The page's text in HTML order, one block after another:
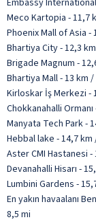
Meco Kartopia - 11,7
Phoenix Mall of Asia -
Bhartiya City - 12,3
Brigade Magnum -
Bhartiya Mall - 13 km /
Kirloskar İş Merkezi -
Chokkanahalli
Manyata Tech Park -
Hebbal lake - 14,7 km
Aster CMI Hastanesi -
Devanahalli Hisarı -
Lumbini Gardens -
En yakın havaalanı
8,5 mi